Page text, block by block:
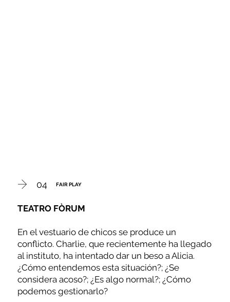
04 FAIR PLAY
TEATRO FÒRUM
En el vestuario de chicos se produce un
conflicto. Charlie, que recientemente ha llegado
al instituto, ha intentado dar un beso a Alicia.
¿Cómo entendemos esta situación?; ¿Se
considera acoso?; ¿Es algo normal?; ¿Cómo
podemos gestionarlo?